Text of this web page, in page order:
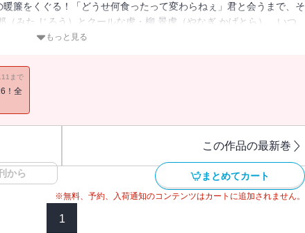
簾をくぐる！「どうせ何食ったって変わらねぇ」君と会うまで、そ
（みた じろう）とクールな虎・柳 景虎（やなぎ かげとら）。いつ
次郎と知り合う前の景虎は食事なんて少しも好きではなく
もっと見る
まで
！全
この作品の最新巻
から まとめてカート
※無料、予約、入荷通知のコンテンツはカートに追加されません。
1